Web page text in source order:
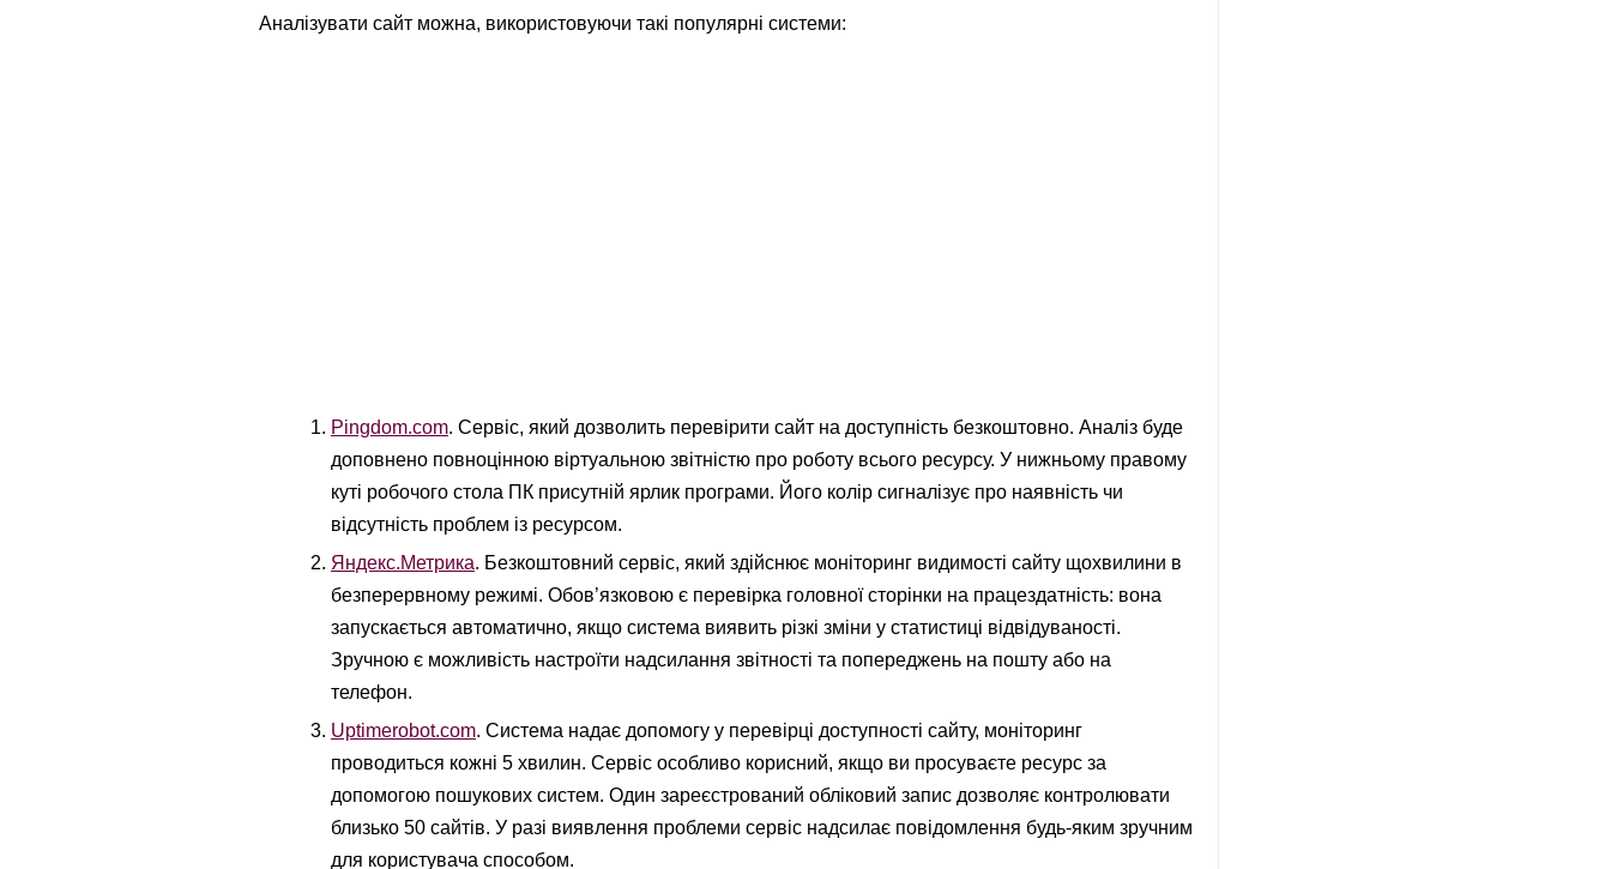
Аналізувати сайт можна, використовуючи такі популярні системи:
Pingdom.com. Сервіс, який дозволить перевірити сайт на доступність безкоштовно. Аналіз буде
доповнено повноцінною віртуальною звітністю про роботу всього ресурсу. У нижньому правому
куті робочого стола ПК присутній ярлик програми. Його колір сигналізує про наявність чи
відсутність проблем із ресурсом.
Яндекс.Метрика. Безкоштовний сервіс, який здійснює моніторинг видимості сайту щохвилини в
безперервному режимі. Обов’язковою є перевірка головної сторінки на працездатність: вона
запускається автоматично, якщо система виявить різкі зміни у статистиці відвідуваності.
Зручною є можливість настроїти надсилання звітності та попереджень на пошту або на
телефон.
Uptimerobot.com. Система надає допомогу у перевірці доступності сайту, моніторинг
проводиться кожні 5 хвилин. Сервіс особливо корисний, якщо ви просуваєте ресурс за
допомогою пошукових систем. Один зареєстрований обліковий запис дозволяє контролювати
близько 50 сайтів. У разі виявлення проблеми сервіс надсилає повідомлення будь-яким зручним
для користувача способом.